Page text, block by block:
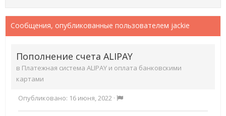
Сообщения, опубликованные пользователем jackie
Пополнение счета ALIPAY
в Платежная система ALIPAY и оплата банковскими
картами
Опубликовано: 16 июня, 2022 ·